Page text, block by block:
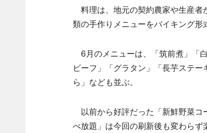
料理は、地元の契約農家や生産者
類の手作りメニューをバイキング形
6月のメニューは、「筑前煮」「
ビーフ」「グラタン」「長芋ステ
ら」なども並ぶ。
以前から好評だった「新鮮野菜コ
べ放題」は今回の刷新後も変わらず